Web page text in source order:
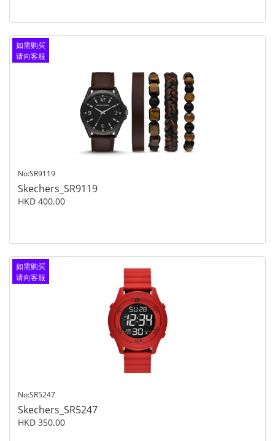
如需购买
请向客服
No:SR9119
Skechers_SR9119
HKD 400.00
如需购买
请向客服
No:SR5247
Skechers_SR5247
HKD 350.00